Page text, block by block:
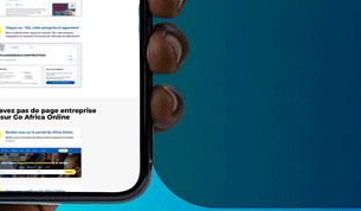
les autorités ont cherché une...
dans le rang des enseignants